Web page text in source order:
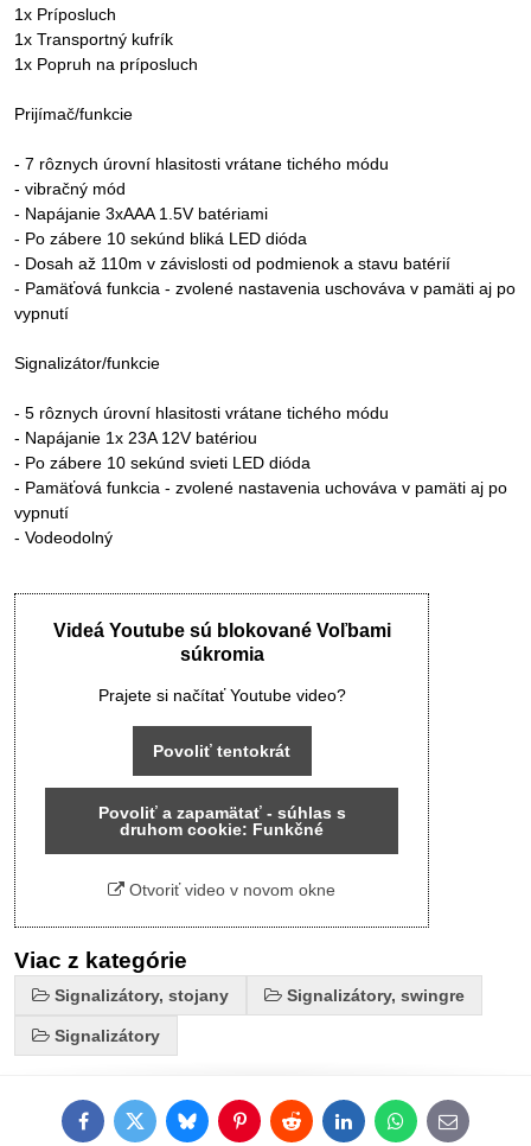
1x Príposluch
1x Transportný kufrík
1x Popruh na príposluch
Prijímač/funkcie
- 7 rôznych úrovní hlasitosti vrátane tichého módu
- vibračný mód
- Napájanie 3xAAA 1.5V batériami
- Po zábere 10 sekúnd bliká LED dióda
- Dosah až 110m v závislosti od podmienok a stavu batérií
- Pamäťová funkcia - zvolené nastavenia uschováva v pamäti aj po
vypnutí
Signalizátor/funkcie
- 5 rôznych úrovní hlasitosti vrátane tichého módu
- Napájanie 1x 23A 12V batériou
- Po zábere 10 sekúnd svieti LED dióda
- Pamäťová funkcia - zvolené nastavenia uchováva v pamäti aj po
vypnutí
- Vodeodolný
Videá Youtube sú blokované Voľbami
súkromia
Prajete si načítať Youtube video?
Povoliť tentokrát
Povoliť a zapamätať - súhlas s
druhom cookie: Funkčné
Otvoriť video v novom okne
Viac z kategórie
Signalizátory, stojany Signalizátory, swingre
Signalizátory
FacebookTwitterBlueskyPinterestRedditLinkedInWhatsApp
E-